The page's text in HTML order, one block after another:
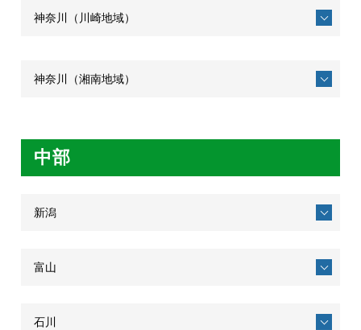
神奈川（川崎地域）
神奈川（湘南地域）
中部
新潟
富山
石川